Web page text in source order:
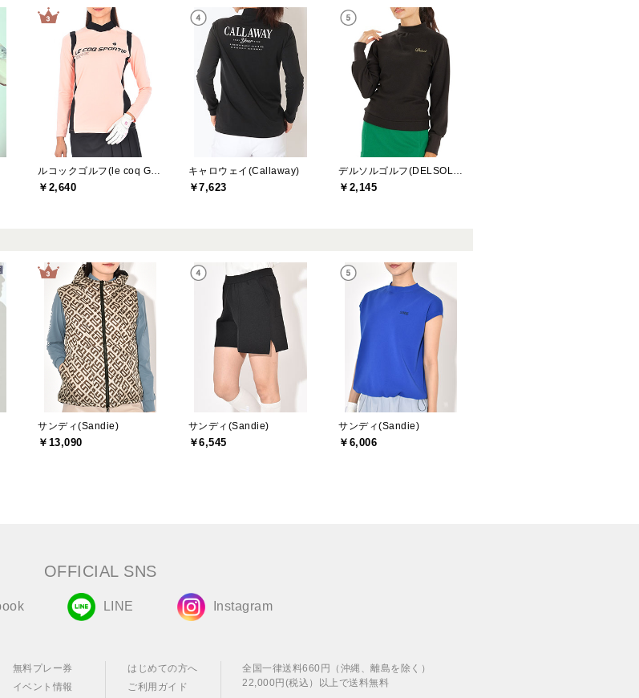
￥2,640
キャロウェイ(Callaway)
￥7,623 ￥2,145
サンディ(Sandie)
￥13,090
サンディ(Sandie)
￥6,545
サンディ(Sandie)
￥6,006
OFFICIAL SNS
LINE Instagram
無料プレー券
イベント情報
はじめての方へ
ご利用ガイド
全国一律送料660円（沖縄、離島を除く）
22,000円(税込）以上で送料無料